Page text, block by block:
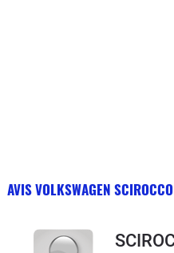
AVIS VOLKSWAGEN